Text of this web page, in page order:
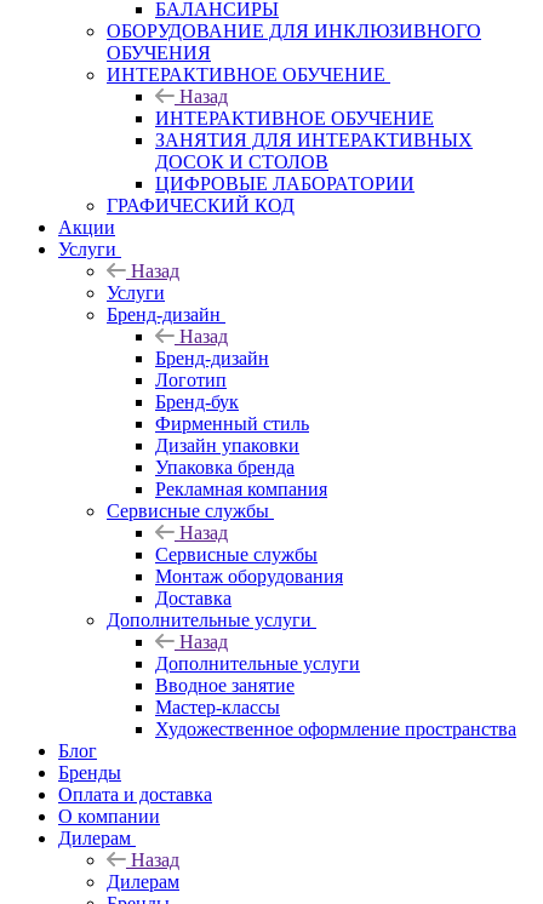
БАЛАНСИРЫ
ОБОРУДОВАНИЕ ДЛЯ ИНКЛЮЗИВНОГО
ОБУЧЕНИЯ
ИНТЕРАКТИВНОЕ ОБУЧЕНИЕ
Назад
ИНТЕРАКТИВНОЕ ОБУЧЕНИЕ
ЗАНЯТИЯ ДЛЯ ИНТЕРАКТИВНЫХ
ДОСОК И СТОЛОВ
ЦИФРОВЫЕ ЛАБОРАТОРИИ
ГРАФИЧЕСКИЙ КОД
Акции
Услуги
Назад
Услуги
Бренд-дизайн
Назад
Бренд-дизайн
Логотип
Бренд-бук
Фирменный стиль
Дизайн упаковки
Упаковка бренда
Рекламная компания
Сервисные службы
Назад
Сервисные службы
Монтаж оборудования
Доставка
Дополнительные услуги
Назад
Дополнительные услуги
Вводное занятие
Мастер-классы
Художественное оформление пространства
Блог
Бренды
Оплата и доставка
О компании
Дилерам
Назад
Дилерам